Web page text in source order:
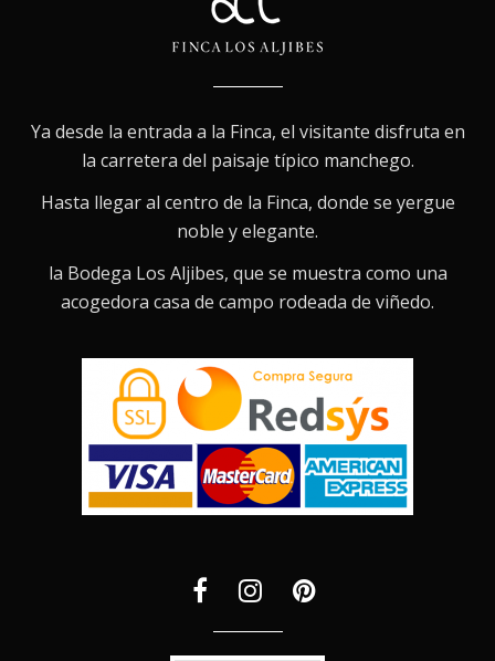
Ya desde la entrada a la Finca, el visitante disfruta en
la carretera del paisaje típico manchego.
Hasta llegar al centro de la Finca, donde se yergue
noble y elegante.
la Bodega Los Aljibes, que se muestra como una
acogedora casa de campo rodeada de viñedo.